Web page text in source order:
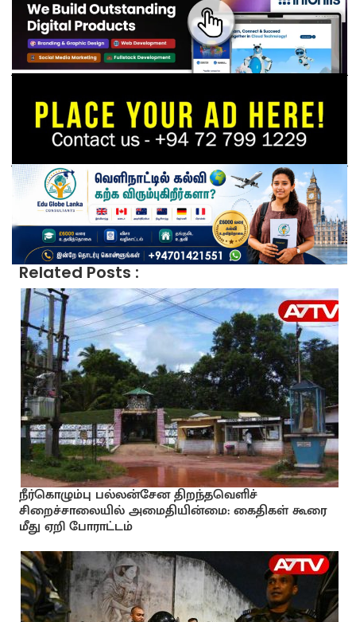
Related Posts :
நீர்கொழும்பு பல்லன்சேன திறந்தவெளிச்
சிறைச்சாலையில் அமைதியின்மை: கைதிகள் கூரை
மீது ஏறி போராட்டம்